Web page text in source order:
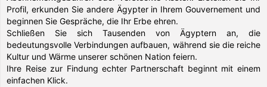
Profil, erkunden Sie andere Ägypter in Ihrem Gouvernement und
beginnen Sie Gespräche, die Ihr Erbe ehren.
Schließen Sie sich Tausenden von Ägyptern an, die
bedeutungsvolle Verbindungen aufbauen, während sie die reiche
Kultur und Wärme unserer schönen Nation feiern.
Ihre Reise zur Findung echter Partnerschaft beginnt mit einem
einfachen Klick.